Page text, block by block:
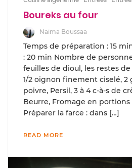
Boureks au four
Naima Boussaa
Temps de préparation : 15
: 20 min Nombre de
feuilles de dioul, les restes
1/2 oignon finement ciselé, 2
poivre, Persil, 3 à 4 c-à-s de
Beurre, Fromage en portions
Préparer la farce : dans […]
READ MORE